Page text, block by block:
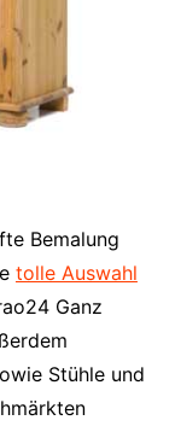
Bemalung
tolle Auswahl
Ganz
Stühle und